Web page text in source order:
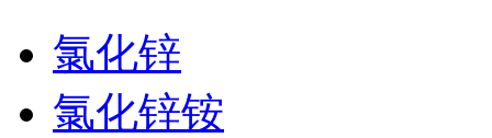
氯化锌
氯化锌铵